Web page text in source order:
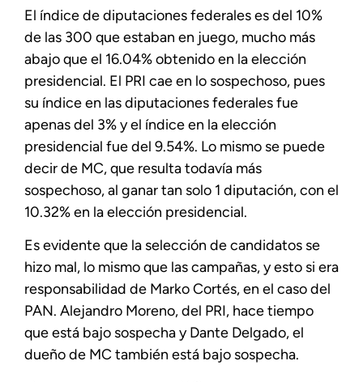
El índice de diputaciones federales es del 10%
de las 300 que estaban en juego, mucho más
abajo que el 16.04% obtenido en la elección
presidencial. El PRI cae en lo sospechoso, pues
su índice en las diputaciones federales fue
apenas del 3% y el índice en la elección
presidencial fue del 9.54%. Lo mismo se puede
decir de MC, que resulta todavía más
sospechoso, al ganar tan solo 1 diputación, con el
10.32% en la elección presidencial.
Es evidente que la selección de candidatos se
hizo mal, lo mismo que las campañas, y esto si era
responsabilidad de Marko Cortés, en el caso del
PAN. Alejandro Moreno, del PRI, hace tiempo
que está bajo sospecha y Dante Delgado, el
dueño de MC también está bajo sospecha.